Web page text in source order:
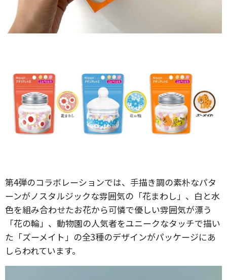
第4弾のコラボレーションでは、手描き調の素朴なパタ
ーンがノスタルジックな雰囲気の「花まわし」、白と水
色を組み合わせたお花から可憐で優しい雰囲気が漂う
「花の輪」、動物園の人気者をユニークなタッチで描い
た「ズーメイト」の全3種のデザインがパッケージにあ
しらわれています。